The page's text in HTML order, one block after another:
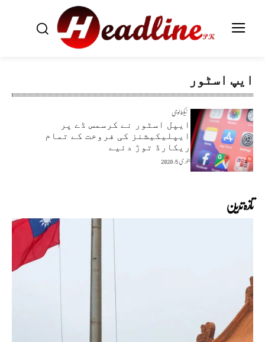
ایپ اسٹور
ٹیکنالوجی
ایپل اسٹور نے کرسمس ڈے پر
ایپلیکیشنز کی فروخت کے تمام
ریکارڈ توڑ دئیے
جنوری 5, 2020
تازہ ترین